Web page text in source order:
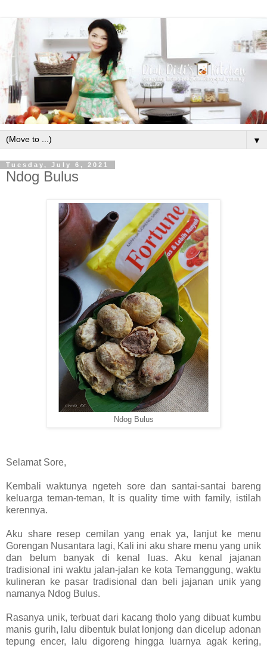
▼
Tuesday, July 6, 2021
Ndog Bulus
Ndog Bulus
Selamat Sore,
Kembali waktunya ngeteh sore dan santai-santai bareng
keluarga teman-teman, It is quality time with family, istilah
kerennya.
Aku share resep cemilan yang enak ya, lanjut ke menu
Gorengan Nusantara lagi, Kali ini aku share menu yang unik
dan belum banyak di kenal luas. Aku kenal jajanan
tradisional ini waktu jalan-jalan ke kota Temanggung, waktu
kulineran ke pasar tradisional dan beli jajanan unik yang
namanya Ndog Bulus.
Rasanya unik, terbuat dari kacang tholo yang dibuat kumbu
manis gurih, lalu dibentuk bulat lonjong dan dicelup adonan
tepung encer, lalu digoreng hingga luarnya agak kering,